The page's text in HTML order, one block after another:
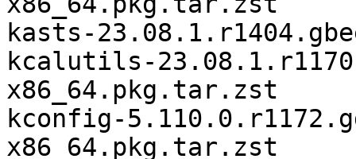
kasts-
kcalutils-
x86_64.pkg.tar.zst
kconfig-
x86_64.pkg.tar.zst